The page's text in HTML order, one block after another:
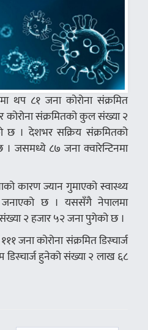
थप ८१ जना कोरोना संक्रमित
संक्रमितको कुल संख्या २
। देशभर सक्रिय संक्रमितको
जसमध्ये ८७ जना क्वारेन्टिनमा
कारण ज्यान गुमाएको स्वास्थ्य
जनाएको छ । यससँगै नेपालमा
२ हजार ५२ जना पुगेको छ ।
जना कोरोना संक्रमित डिस्चार्ज
हुनेको संख्या २ लाख ६८